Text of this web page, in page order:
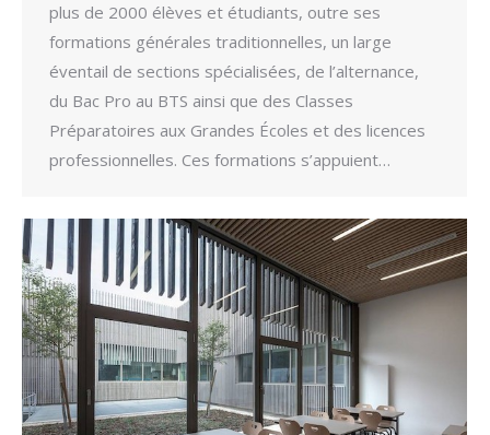
plus de 2000 élèves et étudiants, outre ses
formations générales traditionnelles, un large
éventail de sections spécialisées, de l’alternance,
du Bac Pro au BTS ainsi que des Classes
Préparatoires aux Grandes Écoles et des licences
professionnelles. Ces formations s’appuient…